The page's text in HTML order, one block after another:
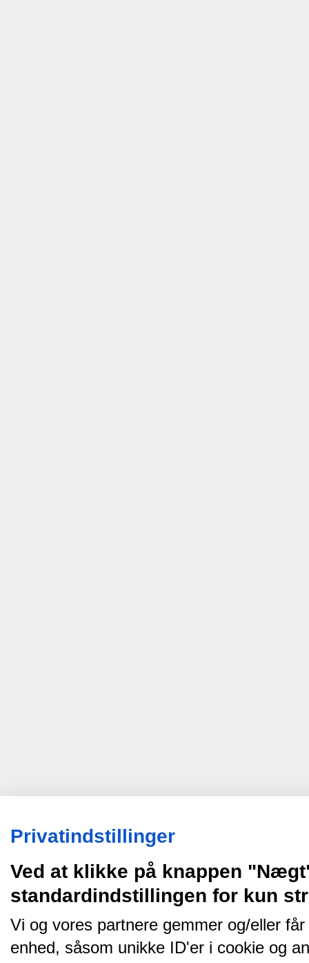
Privatindstillinger
Ved at klikke på knappen
standardindstillingen for kun
Vi og vores partnere gemmer og/eller
enhed, såsom unikke ID'er i cookie og